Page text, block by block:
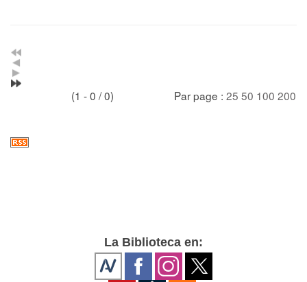
(1 - 0 / 0) Par page : 25 50 100 200
La Biblioteca en: